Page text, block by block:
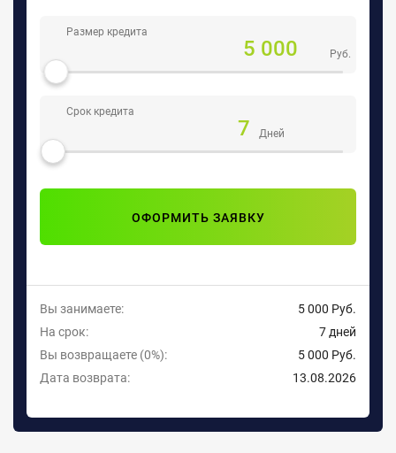
5 000 Руб.
Размер кредита
7 Дней
Срок кредита
ОФОРМИТЬ ЗАЯВКУ
Вы занимаете:
5 000 Руб.
На срок:
7 дней
Вы возвращаете (0%):
5 000 Руб.
Дата возврата:
13.08.2026